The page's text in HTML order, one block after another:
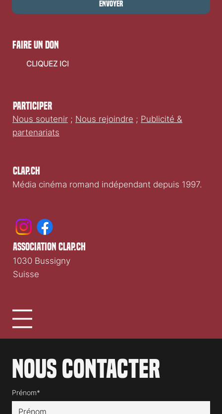
Envoyer
Clap.ch
Média cinéma romand indépendant depuis 1997.
Participer
Nous soutenir ; Nous rejoindre ; Publicité &
partenariats
Nous contacter
Prénom*
faire un don
CLIQUEZ ICI
association clap.ch
1030 Bussigny
Suisse